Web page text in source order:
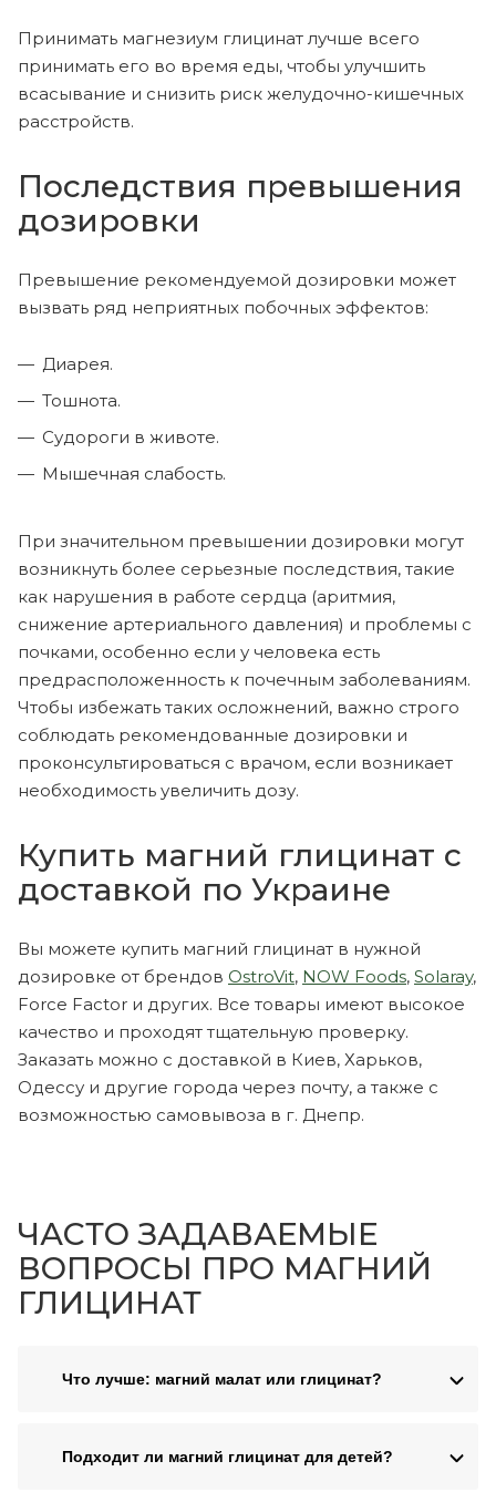
Принимать магнезиум глицинат лучше всего
принимать его во время еды, чтобы улучшить
всасывание и снизить риск желудочно-кишечных
расстройств.
Последствия превышения
дозировки
Превышение рекомендуемой дозировки может
вызвать ряд неприятных побочных эффектов:
Диарея.
Тошнота.
Судороги в животе.
Мышечная слабость.
При значительном превышении дозировки могут
возникнуть более серьезные последствия, такие
как нарушения в работе сердца (аритмия,
снижение артериального давления) и проблемы с
почками, особенно если у человека есть
предрасположенность к почечным заболеваниям.
Чтобы избежать таких осложнений, важно строго
соблюдать рекомендованные дозировки и
проконсультироваться с врачом, если возникает
необходимость увеличить дозу.
Купить магний глицинат с
доставкой по Украине
Вы можете купить магний глицинат в нужной
дозировке от брендов OstroVit, NOW Foods, Solaray,
Force Factor и других. Все товары имеют высокое
качество и проходят тщательную проверку.
Заказать можно с доставкой в Киев, Харьков,
Одессу и другие города через почту, а также с
возможностью самовывоза в г. Днепр.
ЧАСТО ЗАДАВАЕМЫЕ
ВОПРОСЫ ПРО МАГНИЙ
ГЛИЦИНАТ
Что лучше: магний малат или глицинат?
Подходит ли магний глицинат для детей?